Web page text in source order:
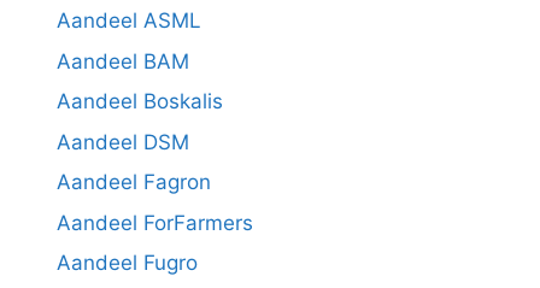
Aandeel ASML
Aandeel BAM
Aandeel Boskalis
Aandeel DSM
Aandeel Fagron
Aandeel ForFarmers
Aandeel Fugro